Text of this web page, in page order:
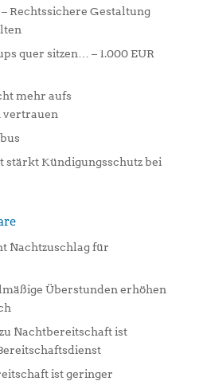
Rechtssichere Gestaltung
quer sitzen… – 1.000 EUR
mehr aufs
vertrauen
stärkt Kündigungsschutz bei
Nachtzuschlag für
Überstunden erhöhen
zu Nachtbereitschaft ist
ist geringer